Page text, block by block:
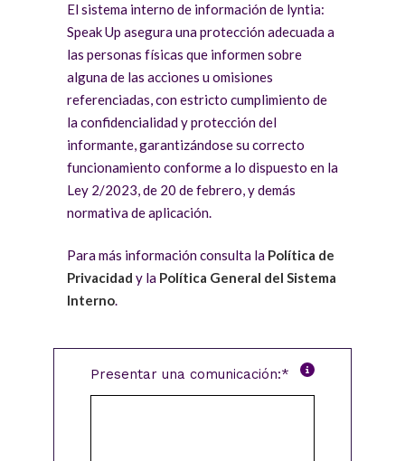
El sistema interno de información de lyntia:
Speak Up asegura una protección adecuada a
las personas físicas que informen sobre
alguna de las acciones u omisiones
referenciadas, con estricto cumplimiento de
la confidencialidad y protección del
informante, garantizándose su correcto
funcionamiento conforme a lo dispuesto en la
Ley 2/2023, de 20 de febrero, y demás
normativa de aplicación.
Para más información consulta la Política de
Privacidad y la Política General del Sistema
Interno.
Presentar una comunicación:*